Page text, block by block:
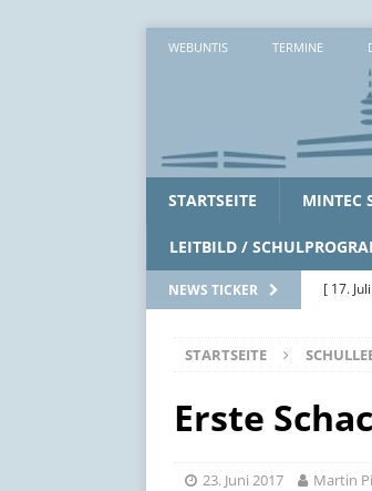
WEBUNTIS TERMINE
STARTSEITE MINTEC
LEITBILD /
NEWS TICKER [ 17.
[ 15.
SoWi-
STARTSEITE
Erste
23. Juni 2017 Martin